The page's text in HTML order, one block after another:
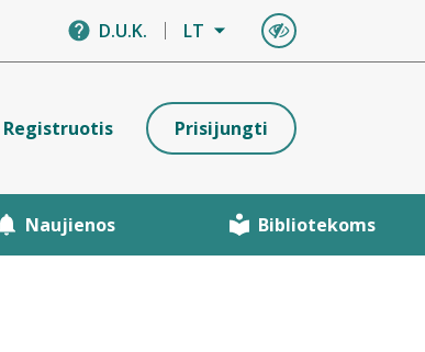
D.U.K. LT
Registruotis Prisijungti
Naujienos Bibliotekoms